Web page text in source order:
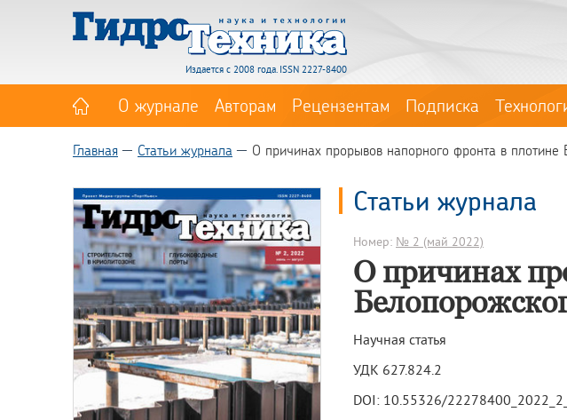
Издается с 2008 года. ISSN 2227-8400
О журнале Авторам Рецензентам Подписка
Главная Статьи журнала О причинах прорывов напорного фронта в плотине
Статьи журнала
Номер: № 2 (май 2022)
О причинах
Научная статья
УДК 627.824.2
DOI: 10.55326/